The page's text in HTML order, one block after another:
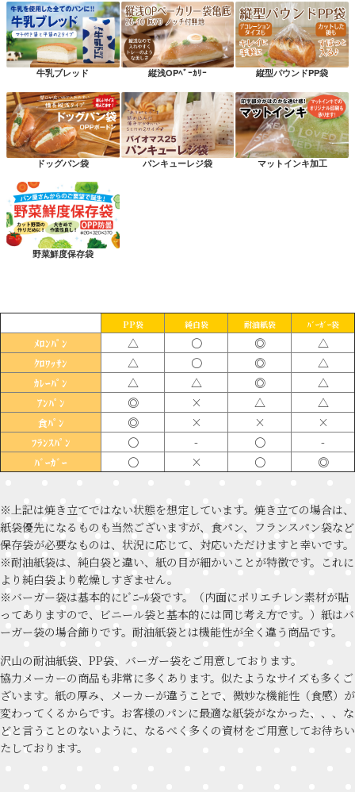
牛乳ブレッド 縦浅OPﾍﾞｰｶﾘｰ 縦型パウンドPP袋
ドッグパン袋 パンキューレジ袋 マットインキ加工
野菜鮮度保存袋
PP袋 純白袋 耐油紙袋 ﾊﾞｰｶﾞｰ袋
ﾒﾛﾝﾊﾟﾝ △ 〇 ◎ △
ｸﾛﾜｯｻﾝ △ 〇 ◎ △
ｶﾚｰﾊﾟﾝ △ △ ◎ △
ｱﾝﾊﾟﾝ ◎ × △ △
食ﾊﾟﾝ ◎ × × ×
ﾌﾗﾝｽﾊﾟﾝ 〇 - 〇 -
ﾊﾞｰｶﾞｰ 〇 × 〇 ◎
※上記は焼き立てではない状態を想定しています。焼き立ての場合は、
紙袋優先になるものも当然ございますが、食パン、フランスパン袋など
保存袋が必要なものは、状況に応じて、対応いただけますと幸いです。
※耐油紙袋は、純白袋と違い、紙の目が細かいことが特徴です。これに
より純白袋より乾燥しすぎません。
※バーガー袋は基本的にﾋﾞﾆｰﾙ袋です。（内面にポリエチレン素材が貼
ってありますので、ビニール袋と基本的には同じ考え方です。）紙はバ
ーガー袋の場合飾りです。耐油紙袋とは機能性が全く違う商品です。
沢山の耐油紙袋、PP袋、バーガー袋をご用意しております。
協力メーカーの商品も非常に多くあります。似たようなサイズも多くご
ざいます。紙の厚み、メーカーが違うことで、微妙な機能性（食感）が
変わってくるからです。お客様のパンに最適な紙袋がなかった、、、な
どと言うことのないように、なるべく多くの資材をご用意してお待ちい
たしております。